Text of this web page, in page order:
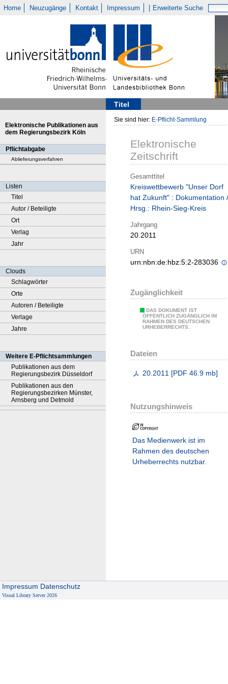
Home Neuzugänge Kontakt Impressum Erweiterte Suche
Titel
Elektronische Publikationen aus
dem Regierungsbezirk Köln
Pflichtabgabe
Ablieferungsverfahren
Listen
Titel
Autor / Beteiligte
Ort
Verlag
Jahr
Clouds
Schlagwörter
Orte
Autoren / Beteiligte
Verlage
Jahre
Weitere E-Pflichtsammlungen
Publikationen aus dem
Regierungsbezirk Düsseldorf
Publikationen aus den
Regierungsbezirken Münster,
Arnsberg und Detmold
Sie sind hier: E-Pflicht-Sammlung
Elektronische
Zeitschrift
Gesamttitel
Kreiswettbewerb "Unser Dorf
hat Zukunft" : Dokumentation /
Hrsg.: Rhein-Sieg-Kreis
Jahrgang
20.2011
URN
urn:nbn:de:hbz:5:2-283036
Zugänglichkeit
DAS DOKUMENT IST
ÖFFENTLICH ZUGÄNGLICH IM
RAHMEN DES DEUTSCHEN
URHEBERRECHTS.
Dateien
20.2011 [PDF 46.9 mb]
Nutzungshinweis
Das Medienwerk ist im
Rahmen des deutschen
Urheberrechts nutzbar.
Impressum Datenschutz
Visual Library Server 2026